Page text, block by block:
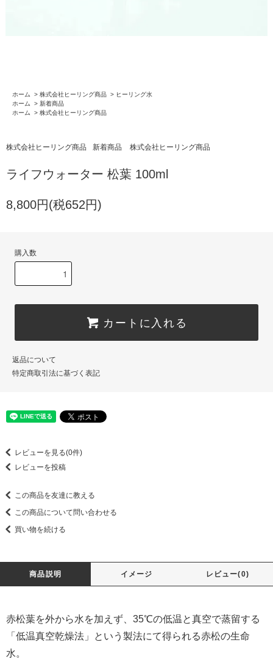
ホーム > 株式会社ヒーリング商品 > ヒーリング水
ホーム
> 新着商品
ホーム
> 株式会社ヒーリング商品
株式会社ヒーリング商品 新着商品 株式会社ヒーリング商品
ライフウォーター 松葉 100ml
8,800円(税652円)
購入数
カートに入れる
返品について
特定商取引法に基づく表記
レビューを見る(0件)
レビューを投稿
この商品を友達に教える
この商品について問い合わせる
買い物を続ける
商品説明 イメージ レビュー(0)
赤松葉を外から水を加えず、35℃の低温と真空で蒸留する
「低温真空乾燥法」という製法にて得られる赤松の生命
水。